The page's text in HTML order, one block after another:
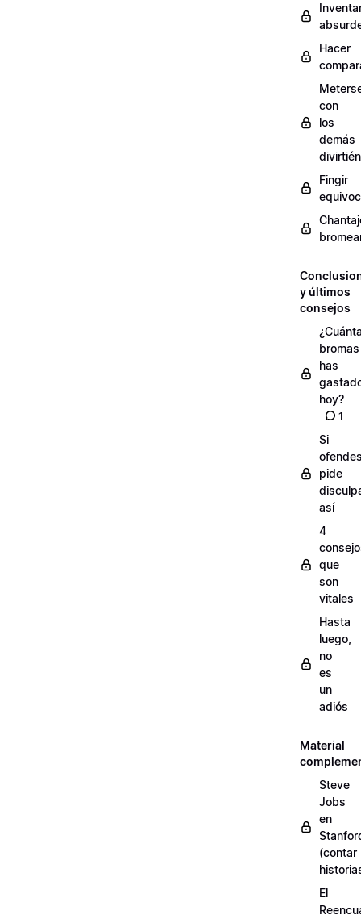
Hacer
con
los
demás
Fingir
y últimos
consejos
bromas
has
hoy?
1
Si
pide
así
4
que
son
vitales
Hasta
luego,
no
es
un
adiós
Material
Steve
Jobs
en
(contar
El